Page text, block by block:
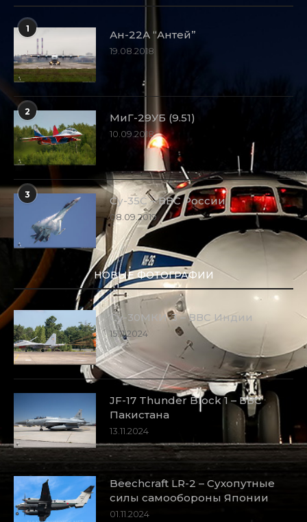
1
Ан-22А “Антей”
19.08.2018
2
МиГ-29УБ (9.51)
10.09.2018
3
Су-35С – ВВС России
08.09.2019
НОВЫЕ ФОТОГРАФИИ
Су-30МКИ-3 – ВВС Индии
15.11.2024
JF-17 Thunder Block 1 – ВВС
Пакистана
13.11.2024
Beechcraft LR-2 – Сухопутные
силы самообороны Японии
01.11.2024